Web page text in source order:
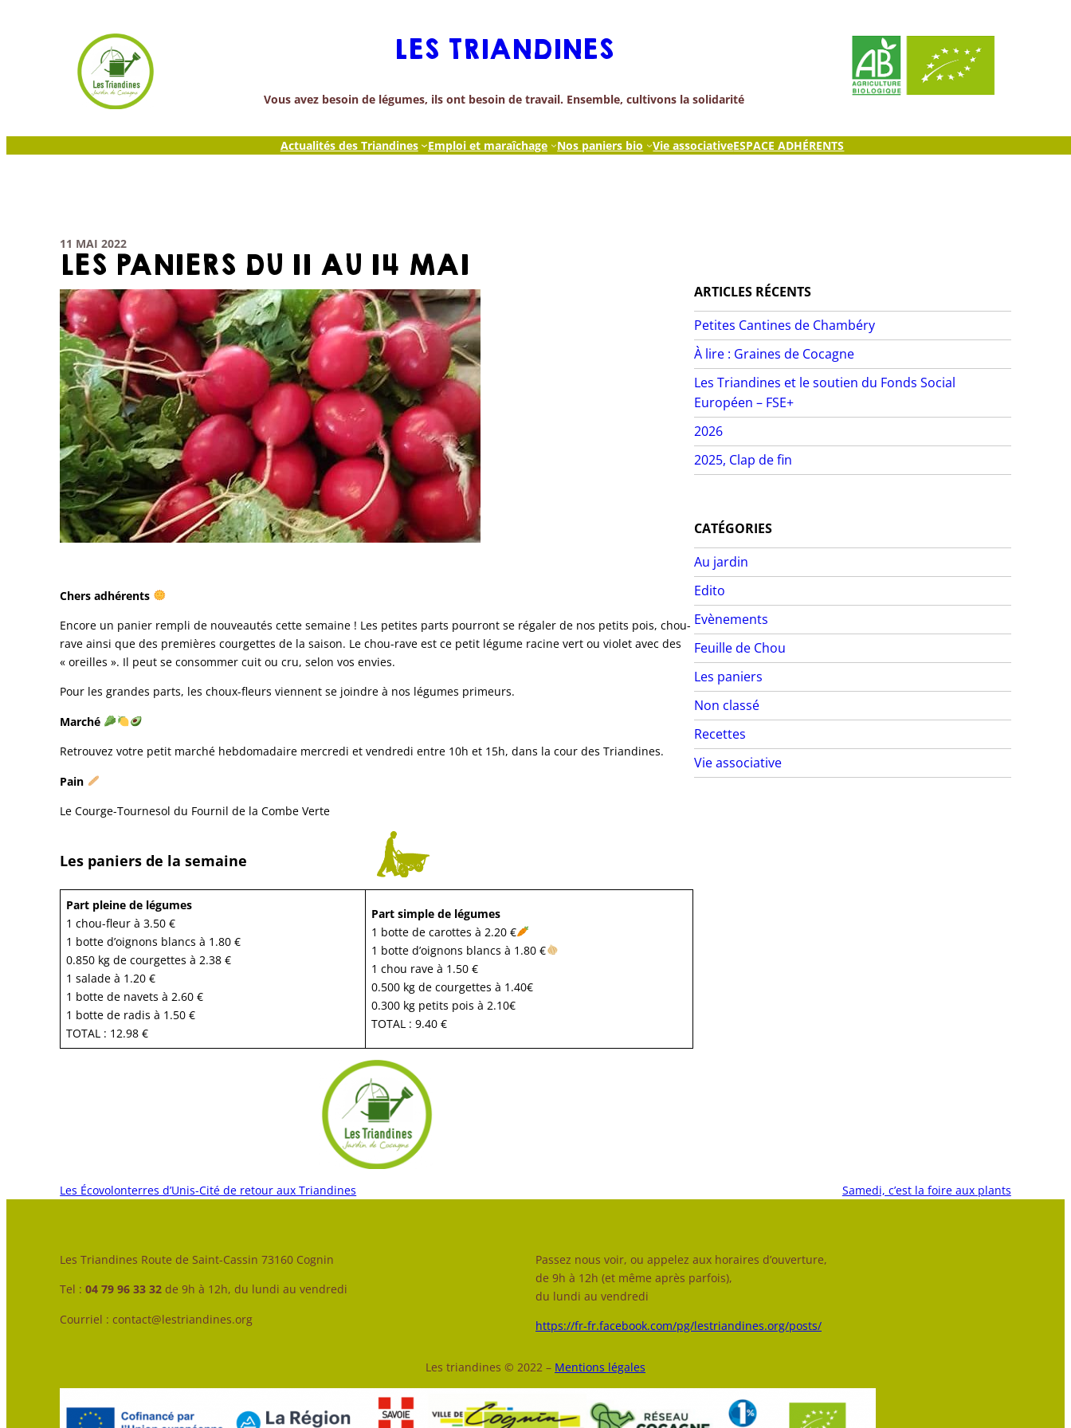
LES TRIANDINES
Vous avez besoin de légumes, ils ont besoin de travail. Ensemble, cultivons la solidarité
Actualités des Triandines Emploi et maraîchage Nos paniers bio Vie associativeESPACE ADHÉRENTS
11 MAI 2022
LES PANIERS DU 11 AU 14 MAI
Chers adhérents
Encore un panier rempli de nouveautés cette semaine ! Les petites parts pourront se régaler de nos petits pois, chou-
rave ainsi que des premières courgettes de la saison. Le chou-rave est ce petit légume racine vert ou violet avec des
« oreilles ». Il peut se consommer cuit ou cru, selon vos envies.
Pour les grandes parts, les choux-fleurs viennent se joindre à nos légumes primeurs.
Marché
Retrouvez votre petit marché hebdomadaire mercredi et vendredi entre 10h et 15h, dans la cour des Triandines.
Pain
Le Courge-Tournesol du Fournil de la Combe Verte
Les paniers de la semaine
Part pleine de légumes
1 chou-fleur à 3.50 €
1 botte d’oignons blancs à 1.80 €
0.850 kg de courgettes à 2.38 €
1 salade à 1.20 €
1 botte de navets à 2.60 €
1 botte de radis à 1.50 €
TOTAL : 12.98 €
Part simple de légumes
1 botte de carottes à 2.20 €
1 botte d’oignons blancs à 1.80 €
1 chou rave à 1.50 €
0.500 kg de courgettes à 1.40€
0.300 kg petits pois à 2.10€
TOTAL : 9.40 €
ARTICLES RÉCENTS
Petites Cantines de Chambéry
À lire : Graines de Cocagne
Les Triandines et le soutien du Fonds Social
Européen – FSE+
2026
2025, Clap de fin
CATÉGORIES
Au jardin
Edito
Evènements
Feuille de Chou
Les paniers
Non classé
Recettes
Vie associative
Les Écovolonterres d’Unis-Cité de retour aux Triandines Samedi, c’est la foire aux plants
Les Triandines Route de Saint-Cassin 73160 Cognin
Tel :04 79 96 33 32 de 9h à 12h, du lundi au vendredi
Courriel : contact@lestriandines.org
Passez nous voir, ou appelez aux horaires d’ouverture,
de 9h à 12h (et même après parfois),
du lundi au vendredi
https://fr-fr.facebook.com/pg/lestriandines.org/posts/
Les triandines © 2022 – Mentions légales